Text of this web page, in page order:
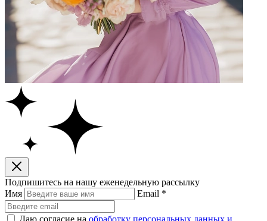
Подпишитесь на нашу еженедельную рассылку
Имя
Email *